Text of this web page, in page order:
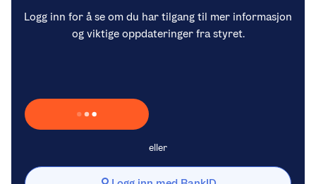
Logg inn for å se om du har tilgang til mer informasjon
og viktige oppdateringer fra styret.
Laster inn Vipps …
eller